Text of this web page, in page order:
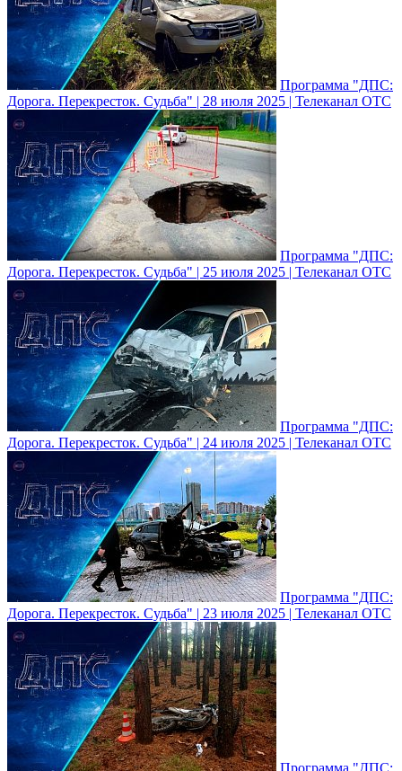
Программа "ДПС:
Дорога. Перекресток. Судьба" | 28 июля 2025 | Телеканал ОТС
Программа "ДПС:
Дорога. Перекресток. Судьба" | 25 июля 2025 | Телеканал ОТС
Программа "ДПС:
Дорога. Перекресток. Судьба" | 24 июля 2025 | Телеканал ОТС
Программа "ДПС:
Дорога. Перекресток. Судьба" | 23 июля 2025 | Телеканал ОТС
Программа "ДПС: